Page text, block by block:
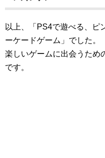
以上、「PS4で遊べる、ピ
ーケードゲーム」でした。
楽しいゲームに出会うため
です。